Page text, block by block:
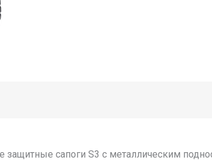
защитные сапоги S3 с металлическим